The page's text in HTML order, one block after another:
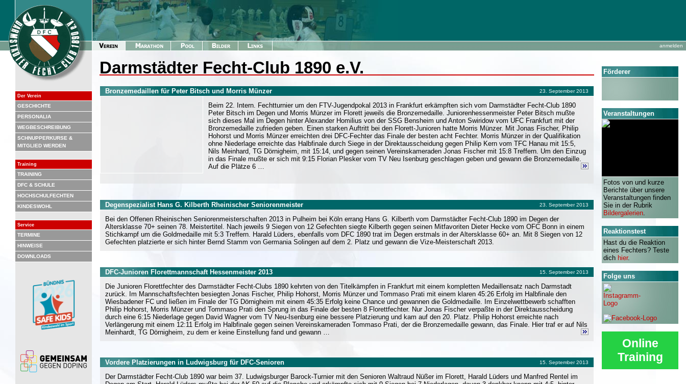
anmelden
Der Verein
GESCHICHTE
PERSONALIA
WEGBESCHREIBUNG
SCHNUPPERKURSE &
MITGLIED WERDEN
Training
TRAINING
DFC & SCHULE
HOCHSCHULFECHTEN
KINDESWOHL
Service
TERMINE
HINWEISE
DOWNLOADS
Darmstädter Fecht-Club 1890 e.V.
23. September 2013
Bronzemedaillen für Peter Bitsch und Morris Münzer
Beim 22. Intern. Fechtturnier um den FTV-Jugendpokal 2013 in Frankfurt erkämpften sich vom Darmstädter Fecht-Club 1890
Peter Bitsch im Degen und Morris Münzer im Florett jeweils die Bronzemedaille. Juniorenhessenmeister Peter Bitsch mußte
sich dieses Mal im Degen hinter Alexander Homilius von der SSG Bensheim und Anton Swiridow vom UFC Frankfurt mit der
Bronzemedaille zufrieden geben. Einen starken Auftritt bei den Florett-Junioren hatte Morris Münzer. Mit Jonas Fischer, Philip
Hohorst und Morris Münzer erreichten drei DFC-Fechter das Finale der besten acht Fechter. Morris Münzer in der Qualifikation
ohne Niederlage erreichte das Halbfinale durch Siege in der Direktausscheidung gegen Philip Kern vom TFC Hanau mit 15:5,
Nils Meinhard, TG Dörnigheim, mit 15:14, und gegen seinen Vereinskameraden Jonas Fischer mit 15:8 Treffern. Um den Einzug
in das Finale mußte er sich mit 9:15 Florian Plesker vom TV Neu Isenburg geschlagen geben und gewann die Bronzemedaille.
Auf die Plätze 6 …
23. September 2013
Degenspezialist Hans G. Kilberth Rheinischer Seniorenmeister
Bei den Offenen Rheinischen Seniorenmeisterschaften 2013 in Pulheim bei Köln errang Hans G. Kilberth vom Darmstädter Fecht-Club 1890 im Degen der
Altersklasse 70+ seinen 78. Meistertitel. Nach jeweils 9 Siegen von 12 Gefechten siegte Kilberth gegen seinen Mitfavoriten Dieter Hecke vom OFC Bonn in einem
Stichkampf um die Goldmedaille mit 5:3 Treffern. Harald Lüders, ebenfalls vom DFC 1890 trat im Degen erstmals in der Altersklasse 60+ an. Mit 8 Siegen von 12
Gefechten platzierte er sich hinter Bernd Stamm von Germania Solingen auf dem 2. Platz und gewann die Vize-Meisterschaft 2013.
15. September 2013
DFC-Junioren Florettmannschaft Hessenmeister 2013
Die Junioren Florettfechter des Darmstädter Fecht-Clubs 1890 kehrten von den Titelkämpfen in Frankfurt mit einem kompletten Medaillensatz nach Darmstadt
zurück. Im Mannschaftsfechten besiegten Jonas Fischer, Philip Hohorst, Morris Münzer und Tommaso Prati mit einem klaren 45:26 Erfolg im Halbfinale den
Wiesbadener FC und ließen im Finale der TG Dörnigheim mit einem 45:35 Erfolg keine Chance und gewannen die Goldmedaille. Im Einzelwettbewerb schafften
Philip Hohorst, Morris Münzer und Tommaso Prati den Sprung in das Finale der besten 8 Florettfechter. Nur Jonas Fischer verpaßte in der Direktausscheidung
durch eine 6:15 Niederlage gegen David Wagner vom TV Neu-Isenburg eine bessere Platzierung und kam auf den 20. Platz. Philip Hohorst erreichte nach
Verlängerung mit einem 12:11 Erfolg im Halbfinale gegen seinen Vereinskameraden Tommaso Prati, der die Bronzemedaille gewann, das Finale. Hier traf er auf Nils
Meinhardt, TG Dörnigheim, zu dem er keine Einstellung fand und gewann …
15. September 2013
Vordere Platzierungen in Ludwigsburg für DFC-Senioren
Der Darmstädter Fecht-Club 1890 war beim 37. Ludwigsburger Barock-Turnier mit den Senioren Waltraud Nüßer im Florett, Harald Lüders und Manfred Rentel im
Förderer
Veranstaltungen
Fotos von und kurze
Berichte über unsere
Veranstaltungen finden
Sie in der Rubrik
Bildergalerien.
Reaktionstest
Hast du die Reaktion
eines Fechters? Teste
dich hier.
Folge uns
Online
Training